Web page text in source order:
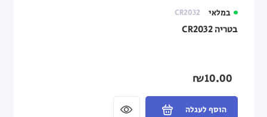
במלאי CR2032
בטריה CR2032
₪10.00
הוסף לעגלה